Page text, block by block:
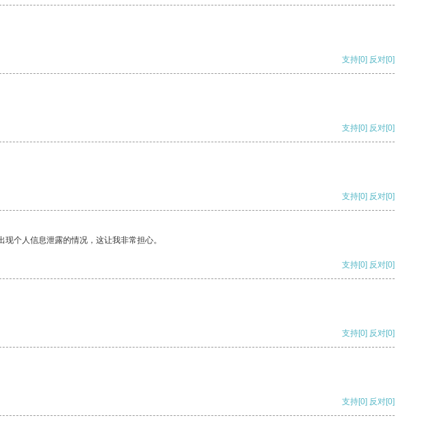
支持[0] 反对[0]
支持[0] 反对[0]
支持[0] 反对[0]
个人信息泄露的情况，这让我非常担心。
支持[0] 反对[0]
支持[0] 反对[0]
支持[0] 反对[0]